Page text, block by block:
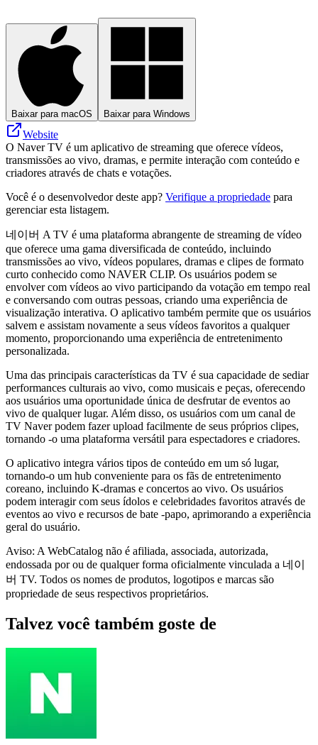
Baixar para macOS Baixar para Windows
Website
O Naver TV é um aplicativo de streaming que oferece vídeos,
transmissões ao vivo, dramas, e permite interação com conteúdo e
criadores através de chats e votações.
Você é o desenvolvedor deste app? Verifique a propriedade para
gerenciar esta listagem.
네이버 A TV é uma plataforma abrangente de streaming de vídeo
que oferece uma gama diversificada de conteúdo, incluindo
transmissões ao vivo, vídeos populares, dramas e clipes de formato
curto conhecido como NAVER CLIP. Os usuários podem se
envolver com vídeos ao vivo participando da votação em tempo real
e conversando com outras pessoas, criando uma experiência de
visualização interativa. O aplicativo também permite que os usuários
salvem e assistam novamente a seus vídeos favoritos a qualquer
momento, proporcionando uma experiência de entretenimento
personalizada.
Uma das principais características da TV é sua capacidade de sediar
performances culturais ao vivo, como musicais e peças, oferecendo
aos usuários uma oportunidade única de desfrutar de eventos ao
vivo de qualquer lugar. Além disso, os usuários com um canal de
TV Naver podem fazer upload facilmente de seus próprios clipes,
tornando -o uma plataforma versátil para espectadores e criadores.
O aplicativo integra vários tipos de conteúdo em um só lugar,
tornando-o um hub conveniente para os fãs de entretenimento
coreano, incluindo K-dramas e concertos ao vivo. Os usuários
podem interagir com seus ídolos e celebridades favoritos através de
eventos ao vivo e recursos de bate -papo, aprimorando a experiência
geral do usuário.
Aviso: A WebCatalog não é afiliada, associada, autorizada,
endossada por ou de qualquer forma oficialmente vinculada a 네이
버 TV. Todos os nomes de produtos, logotipos e marcas são
propriedade de seus respectivos proprietários.
Talvez você também goste de